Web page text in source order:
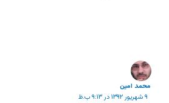
محمد امين
۹ شهریور ۱۳۹۲ در ۹:۱۳ ب.ظ